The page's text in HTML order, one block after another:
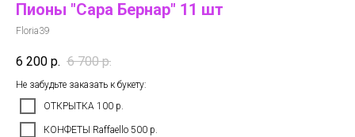
Пионы "Сара Бернар" 11 шт
Floria39
6 200 р. 6 700 р.
Не забудьте заказать к букету:
ОТКРЫТКА 100 р.
КОНФЕТЫ Raffaello 500 р.